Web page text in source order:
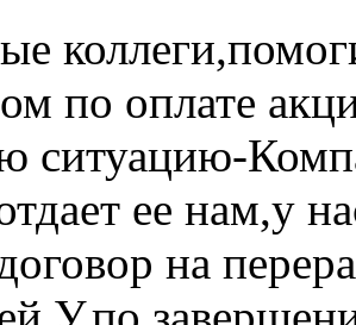
по оплате
ситуацию-
ее нам,у
на